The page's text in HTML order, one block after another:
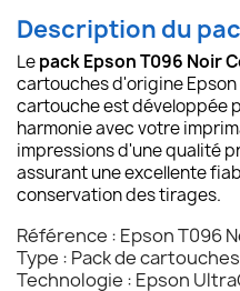
Description du
Lepack Epson T096 Noir
cartouches d'origine
cartouche est développée
harmonie avec votre
impressions d'une qualité
assurant une excellente
conservation des tirages.
Référence : Epson T096
Type : Pack de
Technologie : Epson